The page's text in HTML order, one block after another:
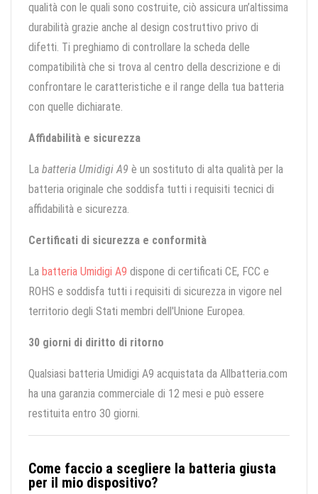
qualità con le quali sono costruite, ciò assicura un’altissima
durabilità grazie anche al design costruttivo privo di
difetti. Ti preghiamo di controllare la scheda delle
compatibilità che si trova al centro della descrizione e di
confrontare le caratteristiche e il range della tua batteria
con quelle dichiarate.
Affidabilità e sicurezza
La batteria Umidigi A9 è un sostituto di alta qualità per la
batteria originale che soddisfa tutti i requisiti tecnici di
affidabilità e sicurezza.
Certificati di sicurezza e conformità
La batteria Umidigi A9 dispone di certificati CE, FCC e
ROHS e soddisfa tutti i requisiti di sicurezza in vigore nel
territorio degli Stati membri dell'Unione Europea.
30 giorni di diritto di ritorno
Qualsiasi batteria Umidigi A9 acquistata da Allbatteria.com
ha una garanzia commerciale di 12 mesi e può essere
restituita entro 30 giorni.
Come faccio a scegliere la batteria giusta
per il mio dispositivo?